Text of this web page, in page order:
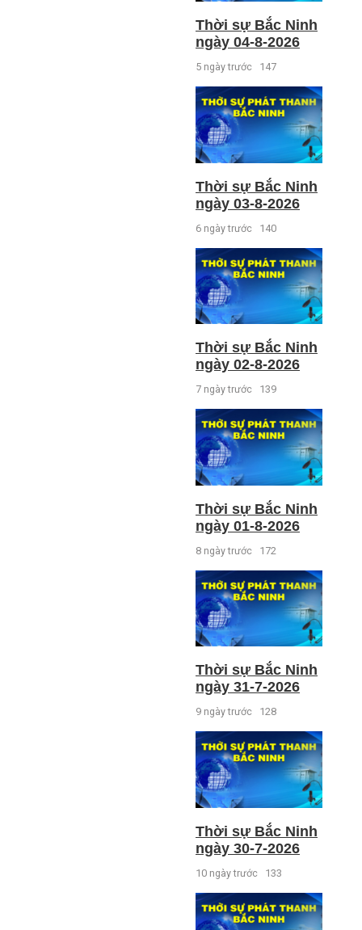
Thời sự Bắc Ninh
ngày 04-8-2026
5 ngày trước 147
Thời sự Bắc Ninh
ngày 03-8-2026
6 ngày trước 140
Thời sự Bắc Ninh
ngày 02-8-2026
7 ngày trước 139
Thời sự Bắc Ninh
ngày 01-8-2026
8 ngày trước 172
Thời sự Bắc Ninh
ngày 31-7-2026
9 ngày trước 128
Thời sự Bắc Ninh
ngày 30-7-2026
10 ngày trước 133